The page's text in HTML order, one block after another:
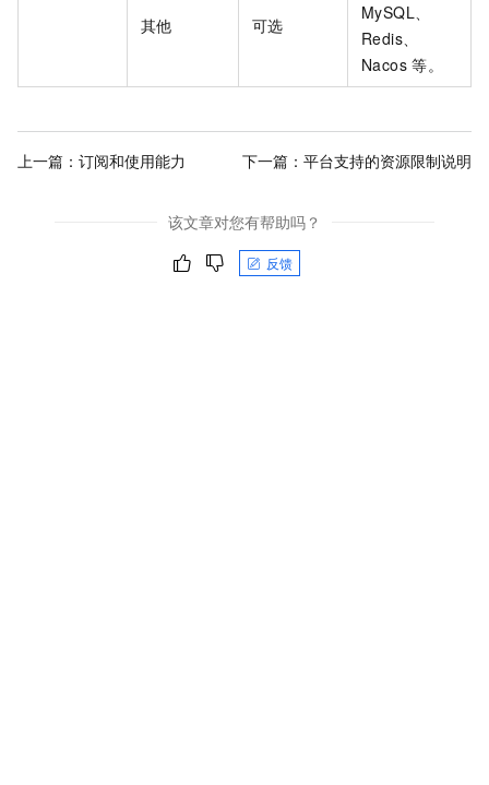
其他 可选
MySQL、
Redis、
Nacos 等。
上一篇： 订阅和使用能力 下一篇： 平台支持的资源限制说明
该文章对您有帮助吗？
反馈